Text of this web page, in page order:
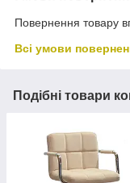
Повернення товару
Всі умови
Подібні товари